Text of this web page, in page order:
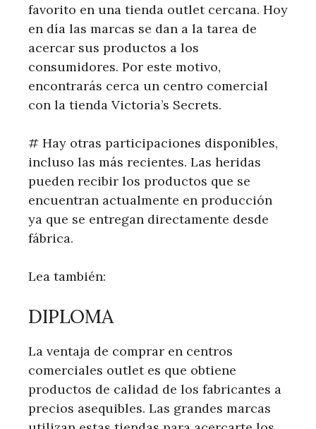
favorito en una tienda outlet cercana. Hoy
en día las marcas se dan a la tarea de
acercar sus productos a los
consumidores. Por este motivo,
encontrarás cerca un centro comercial
con la tienda Victoria’s Secrets.
# Hay otras participaciones disponibles,
incluso las más recientes. Las heridas
pueden recibir los productos que se
encuentran actualmente en producción
ya que se entregan directamente desde
fábrica.
Lea también:
DIPLOMA
La ventaja de comprar en centros
comerciales outlet es que obtiene
productos de calidad de los fabricantes a
precios asequibles. Las grandes marcas